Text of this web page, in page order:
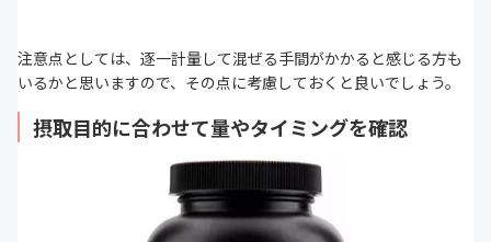
注意点としては、逐一計量して混ぜる手間がかかると感じる方も
いるかと思いますので、その点に考慮しておくと良いでしょう。
摂取目的に合わせて量やタイミングを確認